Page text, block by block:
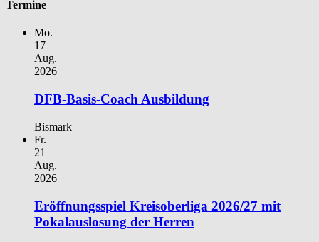
Termine
Mo.
17
Aug.
2026
DFB-Basis-Coach Ausbildung
Bismark
Fr.
21
Aug.
2026
Eröffnungsspiel Kreisoberliga 2026/27 mit
Pokalauslosung der Herren